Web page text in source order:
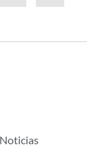
Noticias